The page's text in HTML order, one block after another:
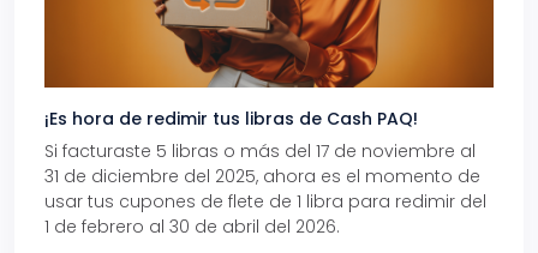
¡Es hora de redimir tus libras de Cash PAQ!
Si facturaste 5 libras o más del 17 de noviembre al
31 de diciembre del 2025, ahora es el momento de
usar tus cupones de flete de 1 libra para redimir del
1 de febrero al 30 de abril del 2026.